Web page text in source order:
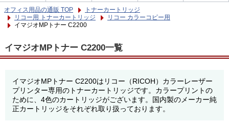
オフィス用品の通販 TOP
トナーカートリッジ
リコー用 トナーカートリッジ
リコー カラーコピー用
イマジオMPトナー C2200
イマジオMPトナー C2200一覧
イマジオMPトナー C2200はリコー（RICOH）カラーレーザー
プリンター専用のトナーカートリッジです。カラープリントの
ために、4色のカートリッジがございます。国内製のメーカー純
正カートリッジをそれぞれ取り扱っております。